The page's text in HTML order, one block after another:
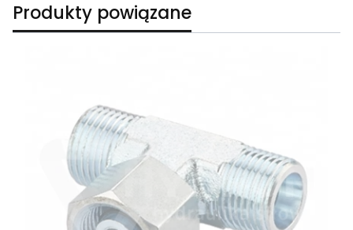
Produkty powiązane